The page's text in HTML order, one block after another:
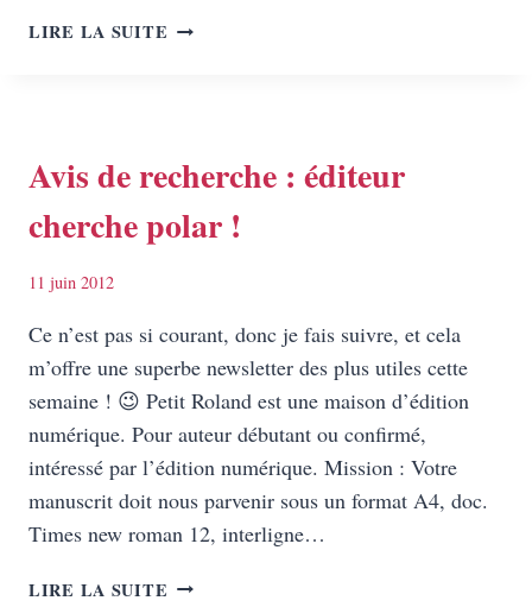
LIRE LA SUITE TRUCS
Avis de recherche : éditeur
cherche polar !
11 juin 2012
Ce n’est pas si courant, donc je fais suivre, et cela
m’offre une superbe newsletter des plus utiles cette
semaine ! 😉 Petit Roland est une maison d’édition
numérique. Pour auteur débutant ou confirmé,
intéressé par l’édition numérique. Mission : Votre
manuscrit doit nous parvenir sous un format A4, doc.
Times new roman 12, interligne…
LIRE LA SUITE AVIS